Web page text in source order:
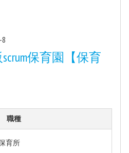
保育園【保育
職種
育所